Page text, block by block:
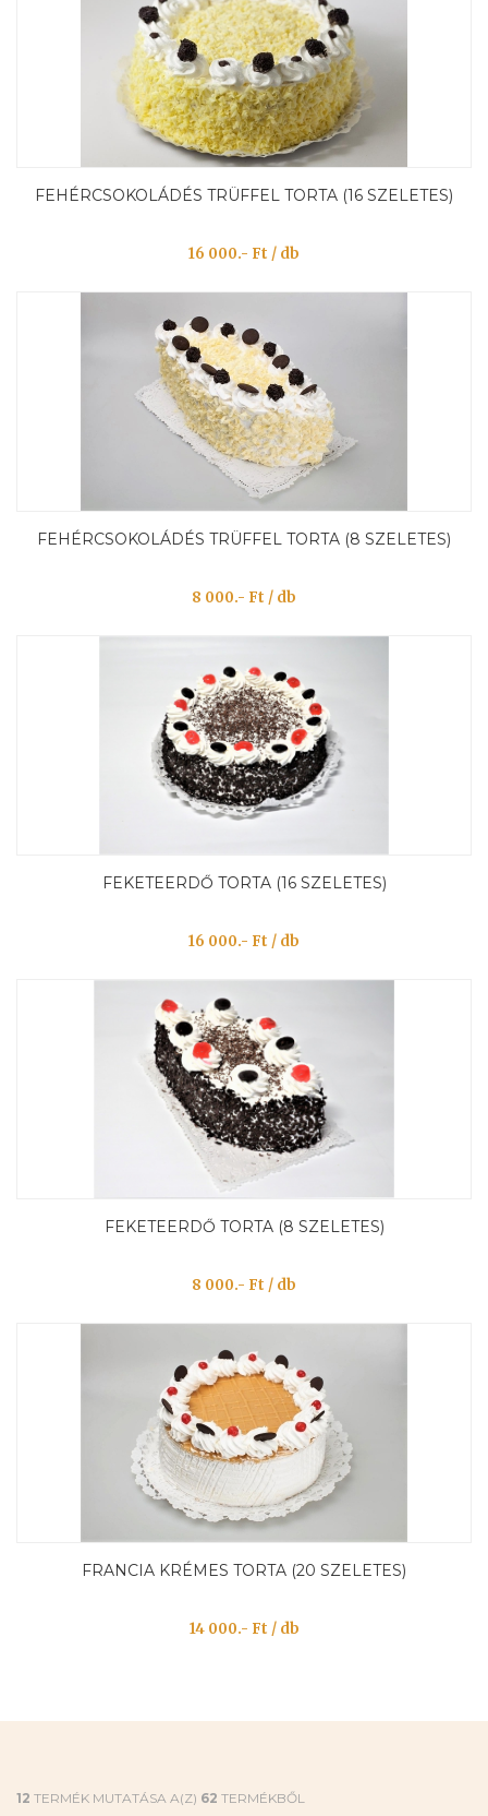
FEHÉRCSOKOLÁDÉS TRÜFFEL TORTA (16 SZELETES)
16 000.- Ft / db
FEHÉRCSOKOLÁDÉS TRÜFFEL TORTA (8 SZELETES)
8 000.- Ft / db
FEKETEERDŐ TORTA (16 SZELETES)
16 000.- Ft / db
FEKETEERDŐ TORTA (8 SZELETES)
8 000.- Ft / db
FRANCIA KRÉMES TORTA (20 SZELETES)
14 000.- Ft / db
12 TERMÉK MUTATÁSA A(Z) 62 TERMÉKBŐL